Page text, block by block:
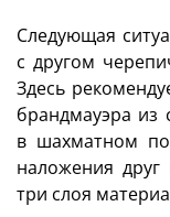
Следующая
с другом
Здесь
брандмауэра из
в шахматном
наложения друг
три слоя